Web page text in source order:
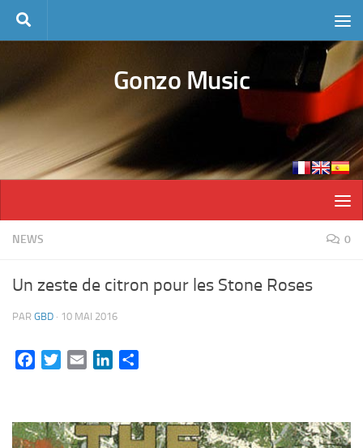
Skip to content
Gonzo Music
NEWS 0
Un zeste de citron pour les Stone Roses
PAR GBD · 10 MAI 2016
FacebookTwitterEmail LinkedIn